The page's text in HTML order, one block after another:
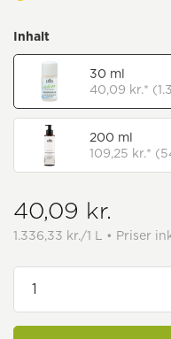
Inhalt
30 ml
40,09 kr.*
200 ml
109,25 kr.*
40,09 kr.
1.336,33 kr./1 L • Priser